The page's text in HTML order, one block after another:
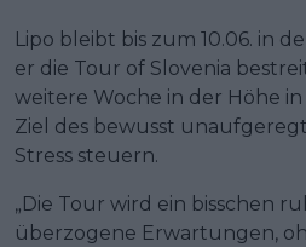
Lipo bleibt bis zum 10.06. in
er die Tour of Slovenia
weitere Woche in der Höhe
Ziel des bewusst
Stress steuern.
„Die Tour wird ein bisschen
überzogene Erwartungen,